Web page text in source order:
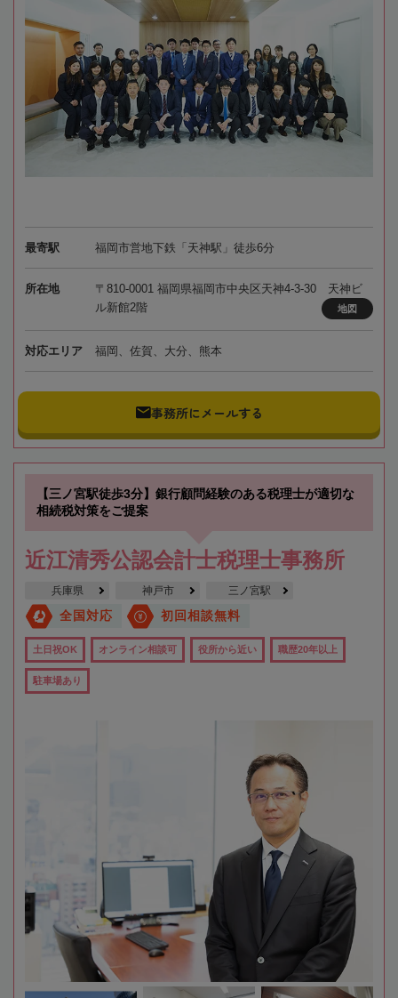
最寄駅 福岡市営地下鉄「天神駅」徒歩6分
所在地
〒810-0001 福岡県福岡市中央区天神4-3-30 天神ビ
ル新館2階
地図
対応エリア 福岡、佐賀、大分、熊本
事務所にメールする
【三ノ宮駅徒歩3分】銀行顧問経験のある税理士が適切な
相続税対策をご提案
近江清秀公認会計士税理士事務所
兵庫県 神戸市 三ノ宮駅
全国対応 初回相談無料
土日祝OK オンライン相談可 役所から近い 職歴20年以上
駐車場あり